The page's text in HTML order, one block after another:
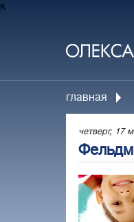
к
главная
четверг, 17